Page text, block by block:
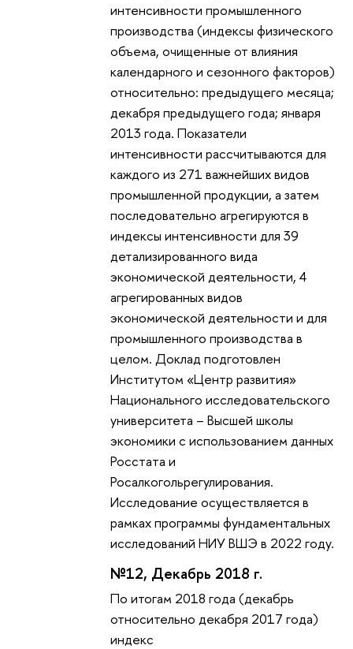
интенсивности промышленного
производства (индексы физического
объема, очищенные от влияния
календарного и сезонного факторов)
относительно: предыдущего месяца;
декабря предыдущего года; января
2013 года. Показатели
интенсивности рассчитываются для
каждого из 271 важнейших видов
промышленной продукции, а затем
последовательно агрегируются в
индексы интенсивности для 39
детализированного вида
экономической деятельности, 4
агрегированных видов
экономической деятельности и для
промышленного производства в
целом. Доклад подготовлен
Институтом «Центр развития»
Национального исследовательского
университета – Высшей школы
экономики с использованием данных
Росстата и
Росалкогольрегулирования.
Исследование осуществляется в
рамках программы фундаментальных
исследований НИУ ВШЭ в 2022 году.
№12, Декабрь 2018 г.
По итогам 2018 года (декабрь
относительно декабря 2017 года)
индекс